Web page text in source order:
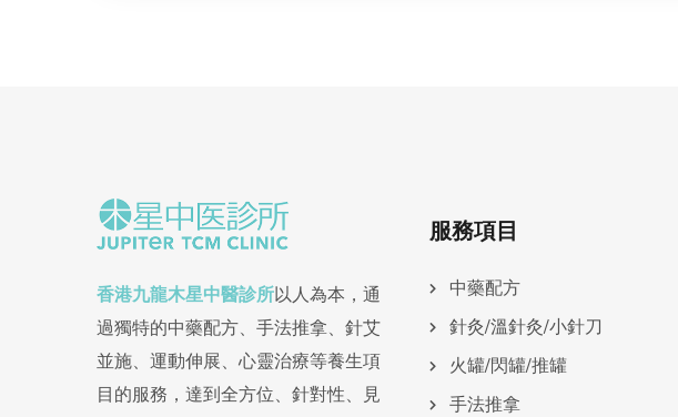
香港九龍木星中醫診所以人為本，通
過獨特的中藥配方、手法推拿、針艾
並施、運動伸展、心靈治療等養生項
目的服務，達到全方位、針對性、見
服務項目
中藥配方
針灸/溫針灸/小針刀
火罐/閃罐/推罐
手法推拿